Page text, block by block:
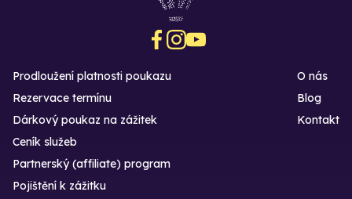
Prodloužení platnosti poukazu
Rezervace termínu
Dárkový poukaz na zážitek
O nás
Blog
Kontakt
Ceník služeb
Partnerský (affiliate) program
Pojištění k zážitku